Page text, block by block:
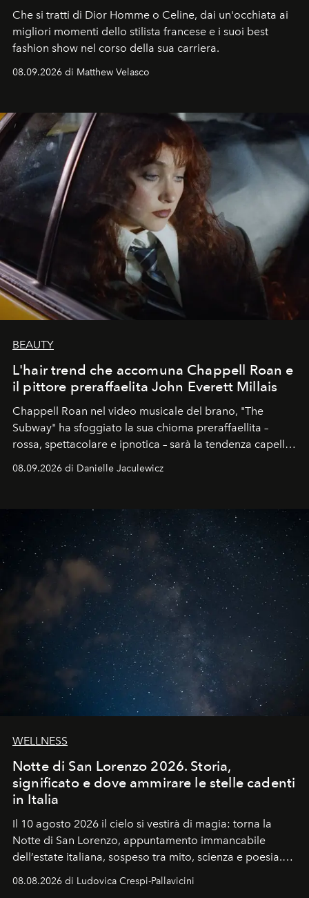
Che si tratti di Dior Homme o Celine, dai un'occhiata ai
migliori momenti dello stilista francese e i suoi best
fashion show nel corso della sua carriera.
08.09.2026 di Matthew Velasco
BEAUTY
L'hair trend che accomuna Chappell Roan e
il pittore preraffaelita John Everett Millais
Chappell Roan nel video musicale del brano, "The
Subway" ha sfoggiato la sua chioma preraffaellita –
rossa, spettacolare e ipnotica – sarà la tendenza capelli
dell'autunno?
08.09.2026 di Danielle Jaculewicz
WELLNESS
Notte di San Lorenzo 2026. Storia,
significato e dove ammirare le stelle cadenti
in Italia
Il 10 agosto 2026 il cielo si vestirà di magia: torna la
Notte di San Lorenzo, appuntamento immancabile
dell’estate italiana, sospeso tra mito, scienza e poesia.
Sarà il momento in cui gli occhi si alzano verso la volta
celeste per seguire il passaggio delle
08.08.2026 di Ludovica Crespi-Pallavicini